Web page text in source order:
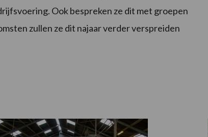
Ook bespreken ze dit met groepen
zullen ze dit najaar verder verspreiden